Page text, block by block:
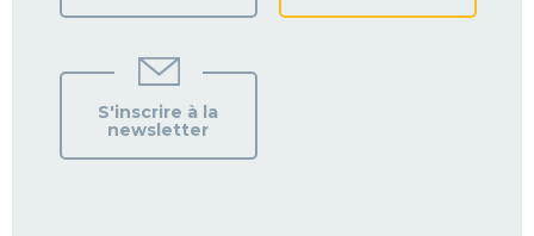
S'inscrire à la
newsletter